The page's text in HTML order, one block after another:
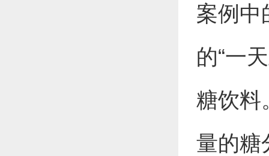
案例中
的“一
糖饮料
量的糖